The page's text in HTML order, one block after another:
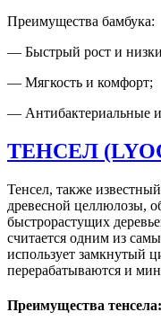
Преимущества бамбука:
— Быстрый рост и
— Мягкость и комфорт;
— Антибактериальные и
ТЕНСЕЛ
Тенсел, также
древесной целлюлозы,
быстрорастущих
считается одним из
использует замкнутый
перерабатываются и
Преимущества тенсела: